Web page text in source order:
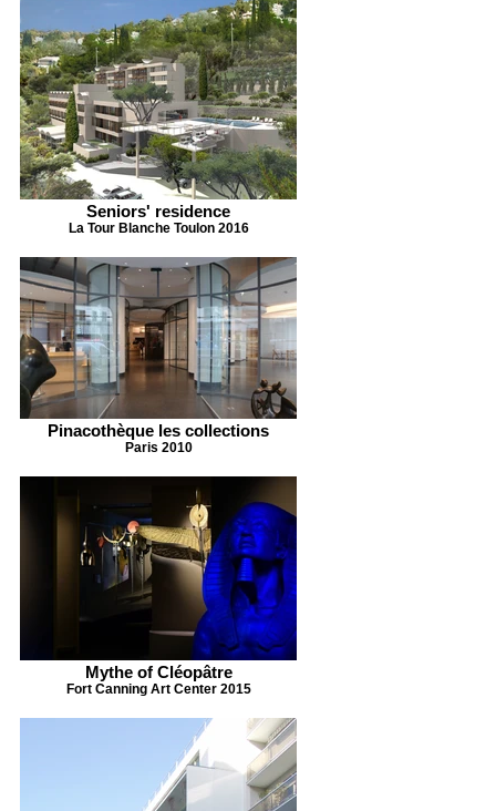
Seniors' residence
La Tour Blanche Toulon 2016
Pinacothèque les collections
Paris 2010
Mythe of Cléopâtre
Fort Canning Art Center 2015